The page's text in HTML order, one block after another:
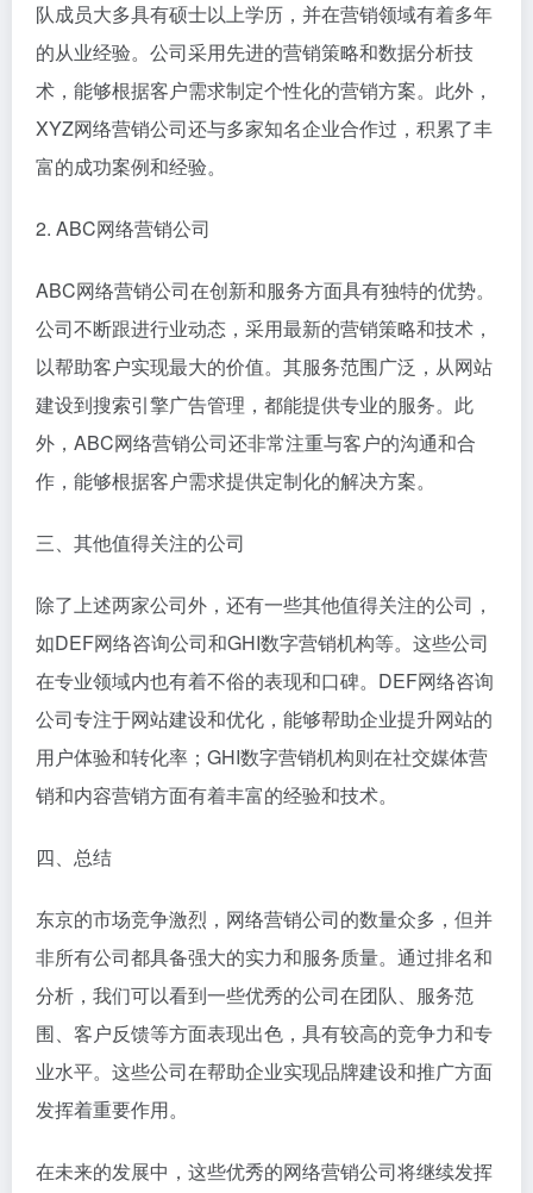
队成员大多具有硕士以上学历，并在营销领域有着多年
的从业经验。公司采用先进的营销策略和数据分析技
术，能够根据客户需求制定个性化的营销方案。此外，
XYZ网络营销公司还与多家知名企业合作过，积累了丰
富的成功案例和经验。
2. ABC网络营销公司
ABC网络营销公司在创新和服务方面具有独特的优势。
公司不断跟进行业动态，采用最新的营销策略和技术，
以帮助客户实现最大的价值。其服务范围广泛，从网站
建设到搜索引擎广告管理，都能提供专业的服务。此
外，ABC网络营销公司还非常注重与客户的沟通和合
作，能够根据客户需求提供定制化的解决方案。
三、其他值得关注的公司
除了上述两家公司外，还有一些其他值得关注的公司，
如DEF网络咨询公司和GHI数字营销机构等。这些公司
在专业领域内也有着不俗的表现和口碑。DEF网络咨询
公司专注于网站建设和优化，能够帮助企业提升网站的
用户体验和转化率；GHI数字营销机构则在社交媒体营
销和内容营销方面有着丰富的经验和技术。
四、总结
东京的市场竞争激烈，网络营销公司的数量众多，但并
非所有公司都具备强大的实力和服务质量。通过排名和
分析，我们可以看到一些优秀的公司在团队、服务范
围、客户反馈等方面表现出色，具有较高的竞争力和专
业水平。这些公司在帮助企业实现品牌建设和推广方面
发挥着重要作用。
在未来的发展中，这些优秀的网络营销公司将继续发挥